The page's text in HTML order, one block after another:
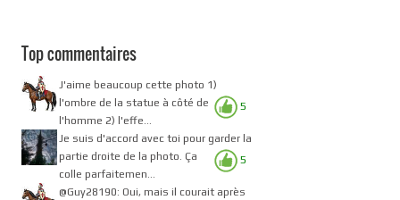
Top commentaires
5
J'aime beaucoup cette photo 1)
l'ombre de la statue à côté de
l'homme 2) l'effe...
5
Je suis d'accord avec toi pour garder la
partie droite de la photo. Ça
colle parfaitemen...
@Guy28190: Oui, mais il courait après